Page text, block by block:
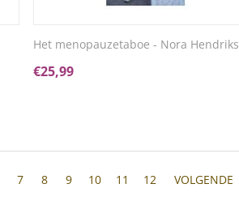
Het menopauzetaboe - Nora Hendriks
€25,99
7 8 9 10 11 12 VOLGENDE